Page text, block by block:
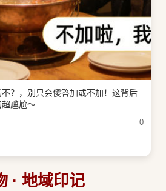
？，别只会傻答加或不加！这背后
尴尬～
0
· 地域印记